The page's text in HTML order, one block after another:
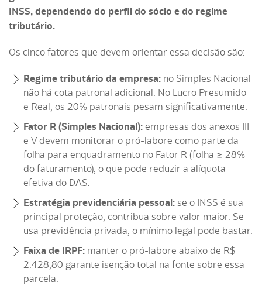
INSS, dependendo do perfil do sócio e do regime
tributário.
Os cinco fatores que devem orientar essa decisão são:
Regime tributário da empresa: no Simples Nacional
não há cota patronal adicional. No Lucro Presumido
e Real, os 20% patronais pesam significativamente.
Fator R (Simples Nacional): empresas dos anexos III
e V devem monitorar o pró-labore como parte da
folha para enquadramento no Fator R (folha ≥ 28%
do faturamento), o que pode reduzir a alíquota
efetiva do DAS.
Estratégia previdenciária pessoal: se o INSS é sua
principal proteção, contribua sobre valor maior. Se
usa previdência privada, o mínimo legal pode bastar.
Faixa de IRPF: manter o pró-labore abaixo de R$
2.428,80 garante isenção total na fonte sobre essa
parcela.